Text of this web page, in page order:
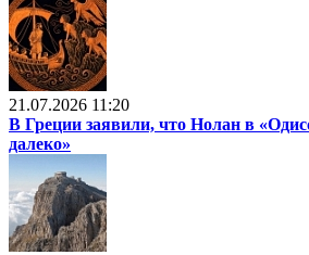
21.07.2026 11:20
В Греции заявили, что Нолан в
далеко»